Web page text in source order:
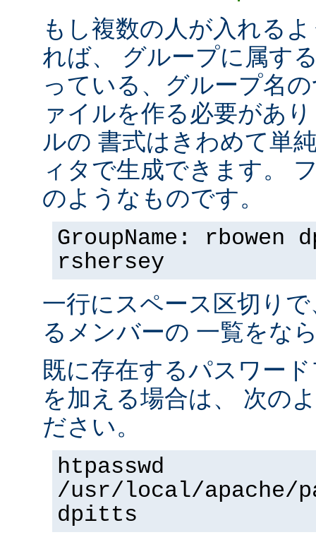
もし複数の人が入れる
れば、 グループに属す
っている、グループ名
ァイルを作る必要があ
ルの 書式はきわめて単
ィタで生成できます。
のようなものです。
GroupName: rbowen
rshersey
一行にスペース区切り
るメンバーの 一覧をな
既に存在するパスワー
を加える場合は、 次の
ださい。
htpasswd
/usr/local/apache/
dpitts